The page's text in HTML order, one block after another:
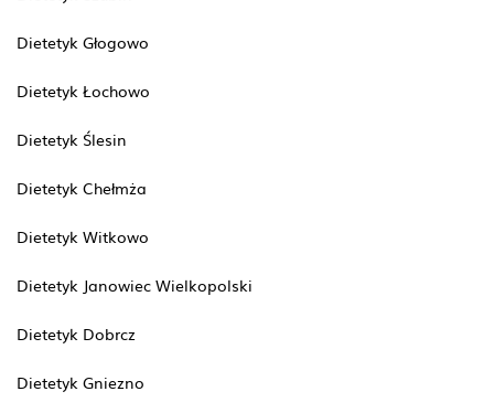
Dietetyk Głogowo
Dietetyk Łochowo
Dietetyk Ślesin
Dietetyk Chełmża
Dietetyk Witkowo
Dietetyk Janowiec Wielkopolski
Dietetyk Dobrcz
Dietetyk Gniezno